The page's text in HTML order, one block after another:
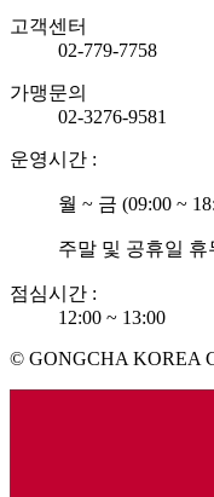
고객센터
02-779-7758
가맹문의
02-3276-9581
운영시간 :
월 ~ 금 (09:00 ~
주말 및 공휴일 휴
점심시간 :
12:00 ~ 13:00
© GONGCHA KOREA